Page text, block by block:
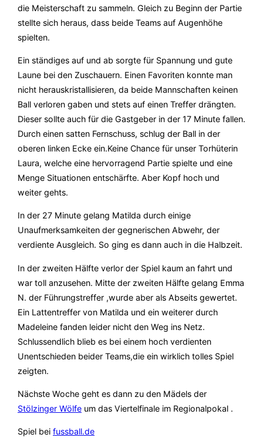
die Meisterschaft zu sammeln. Gleich zu Beginn der Partie
stellte sich heraus, dass beide Teams auf Augenhöhe
spielten.
Ein ständiges auf und ab sorgte für Spannung und gute
Laune bei den Zuschauern. Einen Favoriten konnte man
nicht herauskristallisieren, da beide Mannschaften keinen
Ball verloren gaben und stets auf einen Treffer drängten.
Dieser sollte auch für die Gastgeber in der 17 Minute fallen.
Durch einen satten Fernschuss, schlug der Ball in der
oberen linken Ecke ein.Keine Chance für unser Torhüterin
Laura, welche eine hervorragend Partie spielte und eine
Menge Situationen entschärfte. Aber Kopf hoch und
weiter gehts.
In der 27 Minute gelang Matilda durch einige
Unaufmerksamkeiten der gegnerischen Abwehr, der
verdiente Ausgleich. So ging es dann auch in die Halbzeit.
In der zweiten Hälfte verlor der Spiel kaum an fahrt und
war toll anzusehen. Mitte der zweiten Hälfte gelang Emma
N. der Führungstreffer ,wurde aber als Abseits gewertet.
Ein Lattentreffer von Matilda und ein weiterer durch
Madeleine fanden leider nicht den Weg ins Netz.
Schlussendlich blieb es bei einem hoch verdienten
Unentschieden beider Teams,die ein wirklich tolles Spiel
zeigten.
Nächste Woche geht es dann zu den Mädels der
Stölzinger Wölfe um das Viertelfinale im Regionalpokal .
Spiel bei fussball.de